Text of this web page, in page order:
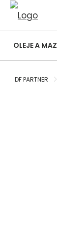
OLEJE A
DF PARTNER